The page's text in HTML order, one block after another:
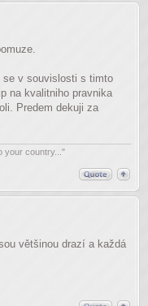
se v souvislosti s timto
na kvalitniho pravnika
Predem dekuji za
your country..."
většinou drazí a každá